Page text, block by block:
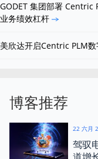
GODET 集团部署 Centric
业务绩效杠杆
美欣达开启Centric PLM
博客推荐
22 六月
驾驭